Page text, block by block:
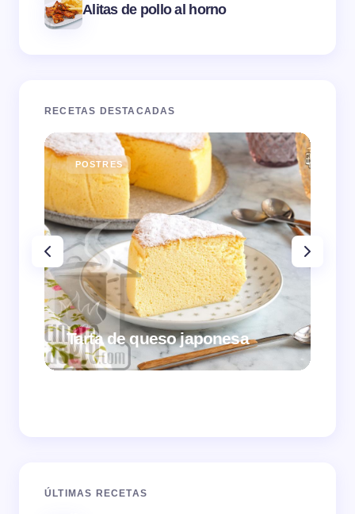
Alitas de pollo al horno
RECETAS DESTACADAS
POSTRES
Tarta de queso japonesa
ÚLTIMAS RECETAS